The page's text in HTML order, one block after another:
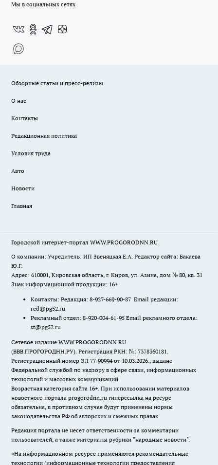
Мы в социальных сетях
Обзорные статьи и пресс-релизы
О нас
Контакты
Редакционная политика
Условия труда
Авто
Новости
Главная
Городской интернет-портал WWW.PROGORODNN.RU
О компании: Учредитель: ИП Звеняцкая Е.А. Редактор сайта: Бакаева
Ю.Г.
Адрес: 610001, Кировская область, г. Киров, ул. Азина, дом № 80, кв. 31
Знак информационной продукции: 16+
Контакты: Редакция: 8-927-669-90-87 Email редакции:
red@pg52.ru
Рекламный отдел: 8-920-004-61-95 Email рекламного отдела:
st@pg52.ru
Сетевое издание WWW.PROGORODNN.RU
(ВВВ.ПРОГОРОДНН.РУ). Регистрация РКН: №: 7378360181.
Регистрационный номер ЭЛ 77-90994 от 10.03.2026., выдано
Федеральной службой по надзору в сфере связи, информационных
технологий и массовых коммуникаций.
Возрастная категория сайта 16+. При использовании материалов
новостного портала progorodnn.ru гиперссылка на ресурс
обязательна, в противном случае будут применены нормы
законодательства РФ об авторских и смежных правах.
Редакция портала не несет ответственности за комментарии
пользователей, а также материалы рубрики "народные новости".
«На информационном ресурсе применяются рекомендательные
технологии (информационные технологии предоставления